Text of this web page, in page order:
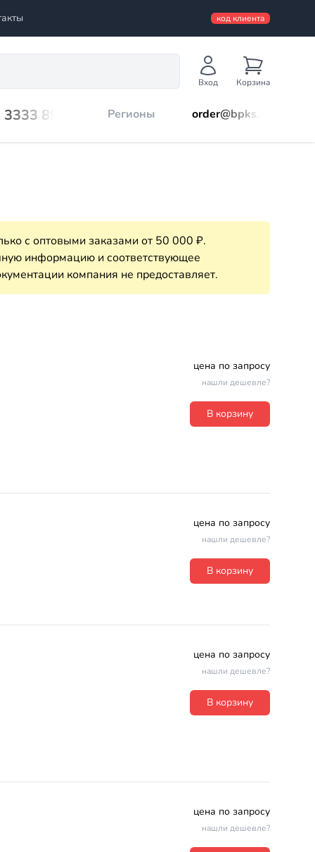
код клиента
Вход Корзина
899 Регионы order@bpks.ru
с оптовыми заказами от 50 000 ₽.
информацию и соответствующее
компания не предоставляет.
цена по запросу
нашли дешевле?
В корзину
цена по запросу
нашли дешевле?
В корзину
цена по запросу
нашли дешевле?
В корзину
цена по запросу
нашли дешевле?